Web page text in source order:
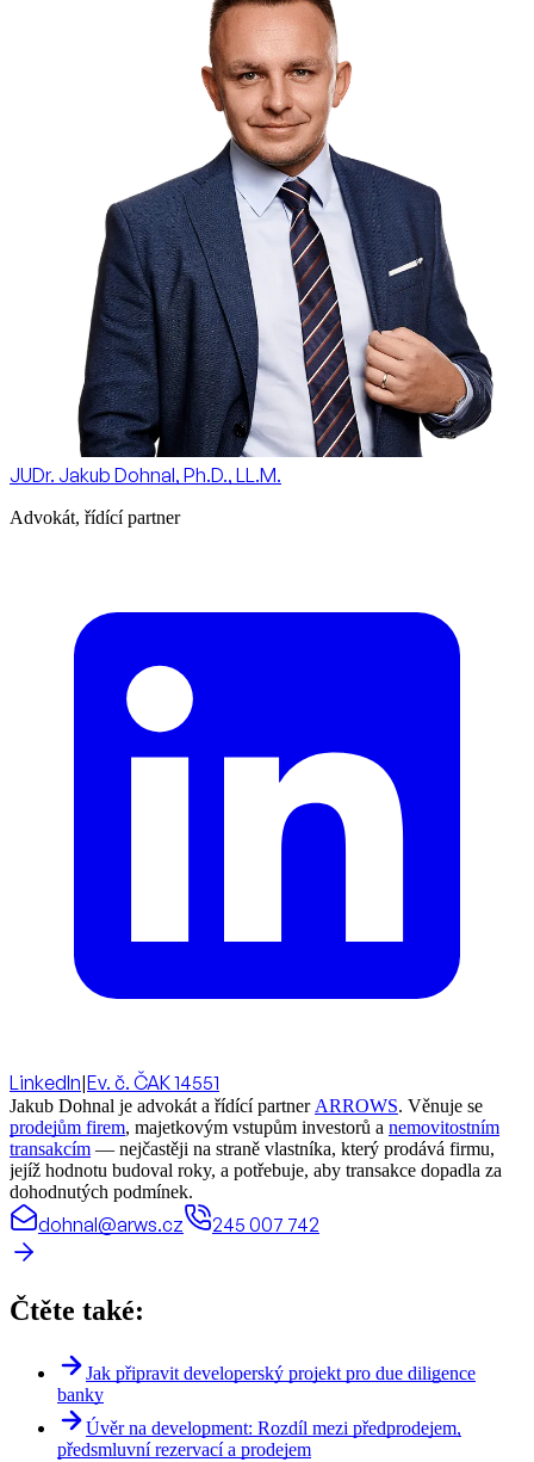
JUDr. Jakub Dohnal, Ph.D., LL.M.
Advokát, řídící partner
LinkedIn|Ev. č. ČAK 14551
Jakub Dohnal je advokát a řídící partnerARROWS. Věnuje se
prodejům firem, majetkovým vstupům investorů a nemovitostním
transakcím — nejčastěji na straně vlastníka, který prodává firmu,
jejíž hodnotu budoval roky, a potřebuje, aby transakce dopadla za
dohodnutých podmínek.
dohnal@arws.cz 245 007 742
Čtěte také:
Jak připravit developerský projekt pro due diligence
banky
Úvěr na development: Rozdíl mezi předprodejem,
předsmluvní rezervací a prodejem